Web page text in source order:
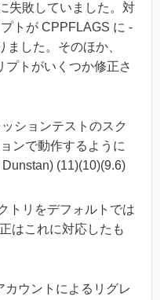
失敗していました。対
トが CPPFLAGS に -
した。そのほか、
プトがいくつか修正さ
ションテストのスク
ンで動作するように
(11)(10)(9.6)
トリをデフォルトでは
はこれに対応したも
ウントによるリグレ